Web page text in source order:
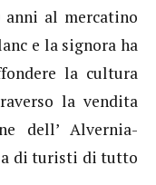
al mercatino
e la signora ha
la cultura
la vendita
dell’ Alvernia-
di turisti di tutto